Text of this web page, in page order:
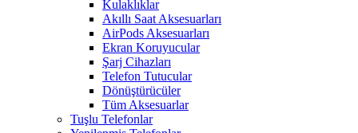
Kulaklıklar
Akıllı Saat Aksesuarları
AirPods Aksesuarları
Ekran Koruyucular
Şarj Cihazları
Telefon Tutucular
Dönüştürücüler
Tüm Aksesuarlar
Tuşlu Telefonlar